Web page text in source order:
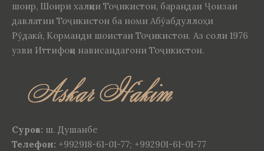
шоир, Шоири халқии Тоҷикистон, барандаи Ҷоизаи
давлатии Тоҷикистон ба номи Абӯабдуллоҳи
Рӯдакӣ, Корманди шоистаи Тоҷикистон. Аз соли 1976
узви Иттифоқи нависандагони Тоҷикистон.
Суроға: ш. Душанбе
Телефон: +992918-61-01-77; +992901-61-01-77